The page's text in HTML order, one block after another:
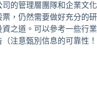
的管理層團隊和企業文
，仍然需要做好充分的
之道。可以參考一些行
注意甄別信息的可靠性！